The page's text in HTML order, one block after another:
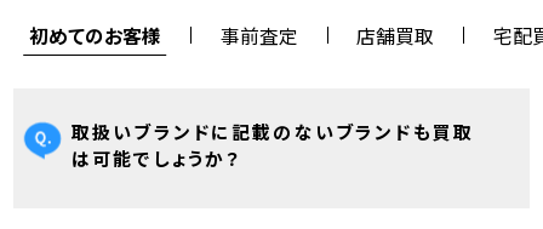
初めてのお客様 事前査定 店舗買取 宅配
取扱いブランドに記載のないブランドも買取
は可能でしょうか？